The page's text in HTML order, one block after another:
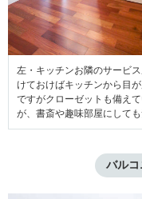
左・キッチンお隣のサービ
けておけばキッチンから目
ですがクローゼットも備え
が、書斎や趣味部屋にして
バルコ